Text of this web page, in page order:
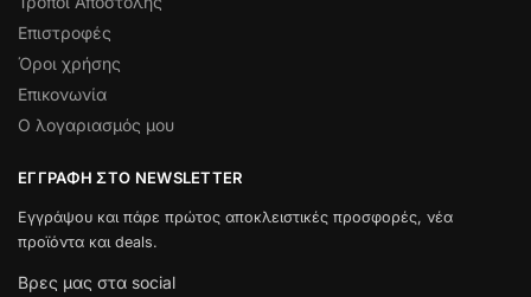
Επιστροφές
Όροι χρήσης
Επικονωνία
Ο λογαριασμός μου
ΕΓΓΡΑΦΉ ΣΤΟ NEWSLETTER
Εγγράψου και πάρε πρώτος αποκλειστικές προσφορές, νέα
προϊόντα και deals.
Βρες μας στα social